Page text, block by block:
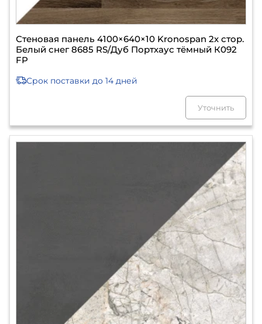
Стеновая панель 4100×640×10 Kronospan 2х стор.
Белый снег 8685 RS/Дуб Портхаус тёмный К092
FP
Срок поставки до 14 дней
Уточнить